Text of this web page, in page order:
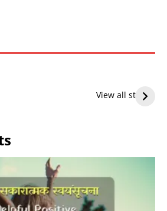
View all stories
Lakers Future